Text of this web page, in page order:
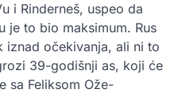
i Rinderneš, uspeo da
je to bio maksimum. Rus
očekivanja, ali ni to
39-godišnji as, koji će
sa Feliksom Ože-